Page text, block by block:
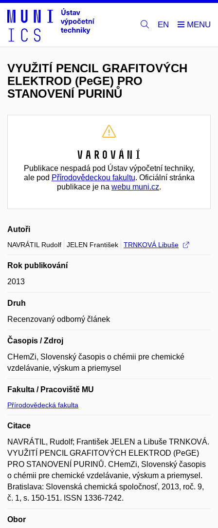
EN
VYUŽITÍ PENCIL GRAFITOVÝCH
ELEKTROD (PeGE) PRO
STANOVENÍ PURINŮ
Varování
Publikace nespadá pod Ústav výpočetní techniky,
ale pod Přírodovědeckou fakultu. Oficiální stránka
publikace je na webu muni.cz.
Autoři
NAVRÁTIL Rudolf JELEN František TRNKOVÁ Libuše
Rok publikování
2013
Druh
Recenzovaný odborný článek
Časopis / Zdroj
CHemZi, Slovenský časopis o chémii pre chemické
vzdelávanie, výskum a priemysel
Fakulta / Pracoviště MU
Přírodovědecká fakulta
Citace
NAVRÁTIL, Rudolf; František JELEN a Libuše TRNKOVÁ.
VYUŽITÍ PENCIL GRAFITOVÝCH ELEKTROD (PeGE)
PRO STANOVENÍ PURINŮ. CHemZi, Slovenský časopis
o chémii pre chemické vzdelávanie, výskum a priemysel.
Bratislava: Slovenská chemická spoločnosť, 2013, roč. 9,
č. 1, s. 150-151. ISSN 1336-7242.
Obor